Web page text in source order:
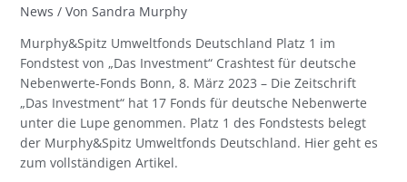
News / Von Sandra Murphy
Murphy&Spitz Umweltfonds Deutschland Platz 1 im
Fondstest von „Das Investment“ Crashtest für deutsche
Nebenwerte-Fonds Bonn, 8. März 2023 – Die Zeitschrift
„Das Investment“ hat 17 Fonds für deutsche Nebenwerte
unter die Lupe genommen. Platz 1 des Fondstests belegt
der Murphy&Spitz Umweltfonds Deutschland. Hier geht es
zum vollständigen Artikel.